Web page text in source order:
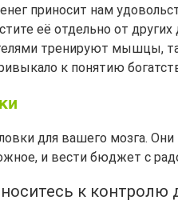
приносит нам
её отдельно от
тренируют мышцы,
к понятию
для вашего мозга.
и вести бюджет с
к контролю